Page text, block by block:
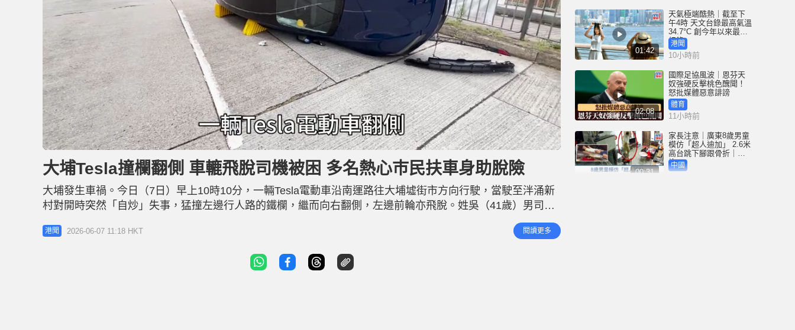
n
t
e
L
o
d
d
4
.
7
5
大埔Tesla撞欄翻側 車轆飛脫司機被困 多名熱心巿民扶車身助脫險
大埔發生車禍。今日（7日）早上10時10分，一輛Tesla電動車沿南運路往大埔墟街市方向行駛，當駛至泮涌新
村對開時突然「自炒」失事，猛撞左邊行人路的鐵欄，繼而向右翻側，左邊前輪亦飛脫。姓吳（41歲）男司機
被困於車內，一名姓黎（68歲）女途人被碎片擊中受傷。 現場所見，事發後受傷的女途人坐在路旁待救。多名
熱心市民見Tesla翻側，紛紛上前協助救人，其後司機獲救自行爬出車廂。警方及消防接報趕到，男司機
港聞 2026-06-07 11:18 HKT 閱讀更多
01:42
天氣極端酷熱｜截至下
午4時 天文台錄最高氣溫
34.7°C 創今年以來最高
紀錄
港聞
10小時前
02:08
國際足協風波｜恩芬天
奴強硬反擊桃色醜聞！
怒批媒體惡意誹謗
體育
11小時前
00:31
家長注意｜廣東8歲男童
模仿「超人迪加」 2.6米
高台跳下腳跟骨折｜有
片
中國